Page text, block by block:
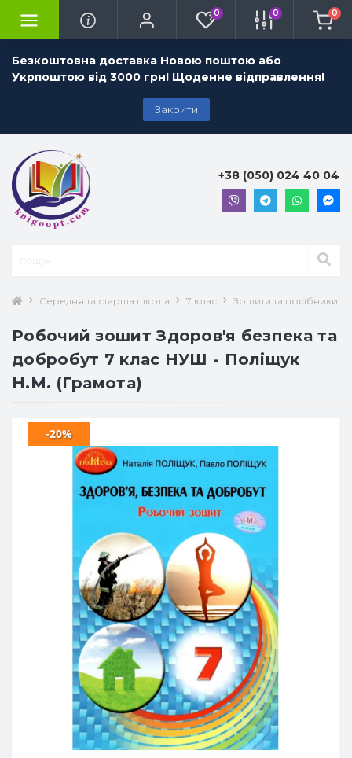
Безкоштовна доставка Новою поштою або
Укрпоштою від 3000 грн! Щоденне відправлення!
Закрити
0 0 0
+38 (050) 024 40 04
Середня та старша школа 7 клас Зошити та посібники 7
Робочий зошит Здоров'я безпека та
добробут 7 клас НУШ - Поліщук
Н.М. (Грамота)
-20%